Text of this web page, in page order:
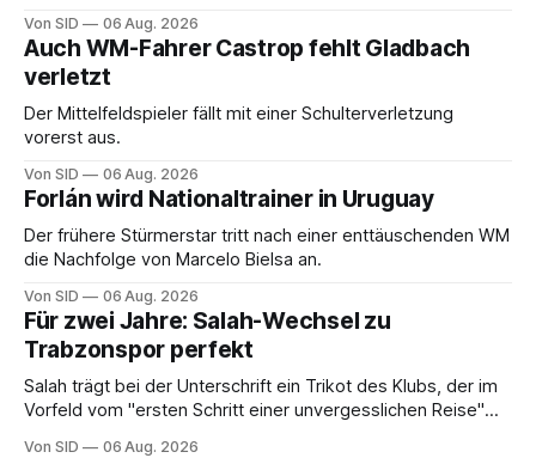
Von SID 06 Aug. 2026
Auch WM-Fahrer Castrop fehlt Gladbach
verletzt
Der Mittelfeldspieler fällt mit einer Schulterverletzung
vorerst aus.
Von SID 06 Aug. 2026
Forlán wird Nationaltrainer in Uruguay
Der frühere Stürmerstar tritt nach einer enttäuschenden WM
die Nachfolge von Marcelo Bielsa an.
Von SID 06 Aug. 2026
Für zwei Jahre: Salah-Wechsel zu
Trabzonspor perfekt
Salah trägt bei der Unterschrift ein Trikot des Klubs, der im
Vorfeld vom "ersten Schritt einer unvergesslichen Reise"
Von SID 06 Aug. 2026